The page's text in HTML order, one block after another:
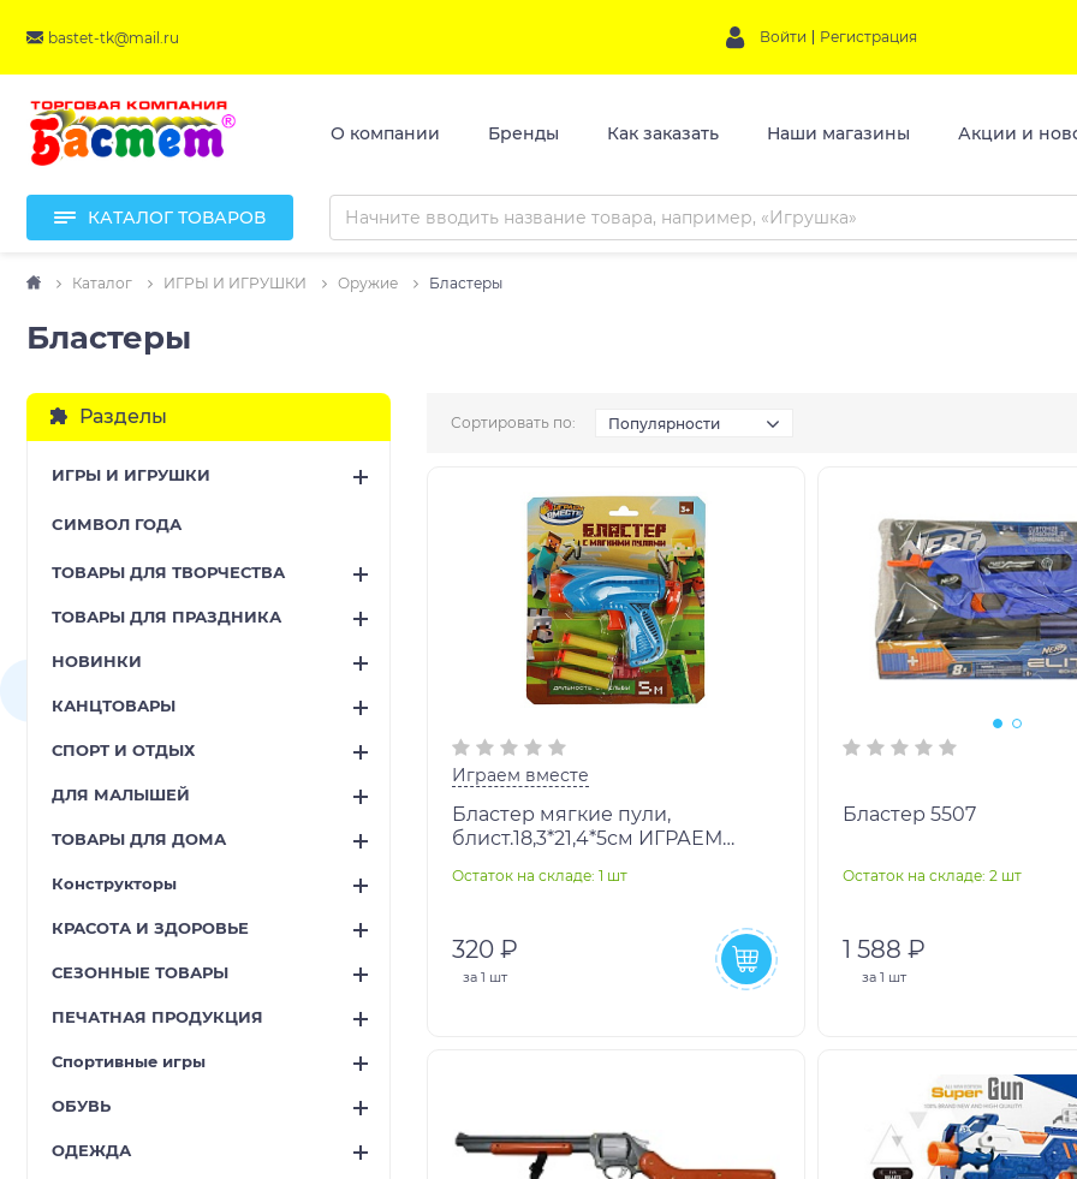
bastet-tk@mail.ru Войти Регистрация
О компании Бренды Как заказать Наши магазины Акции и
КАТАЛОГ ТОВАРОВ
Каталог ИГРЫ И ИГРУШКИ Оружие Бластеры
Бластеры
Разделы
ИГРЫ И ИГРУШКИ
CИМВОЛ ГОДА
ТОВАРЫ ДЛЯ ТВОРЧЕСТВА
ТОВАРЫ ДЛЯ ПРАЗДНИКА
НОВИНКИ
КАНЦТОВАРЫ
СПОРТ И ОТДЫХ
ДЛЯ МАЛЫШЕЙ
ТОВАРЫ ДЛЯ ДОМА
Конструкторы
КРАСОТА И ЗДОРОВЬЕ
СЕЗОННЫЕ ТОВАРЫ
ПЕЧАТНАЯ ПРОДУКЦИЯ
Спортивные игры
ОБУВЬ
ОДЕЖДА
Сортировать по: Популярности
Играем вместе
Бластер мягкие пули,
блист.18,3*21,4*5см ИГРАЕМ
Остаток на складе: 1 шт
320 ₽
за 1 шт
Бластер 5507
Остаток на складе: 2 шт
1 588 ₽
за1 шт